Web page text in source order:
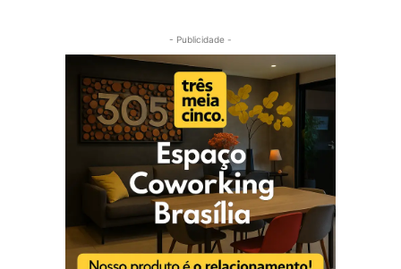
- Publicidade -